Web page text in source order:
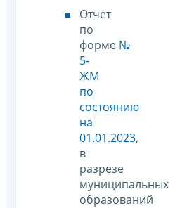
Отчет
по
форме №
5-
ЖМ
по
состоянию
на
01.01.2023,
в
разрезе
муниципальных
образований